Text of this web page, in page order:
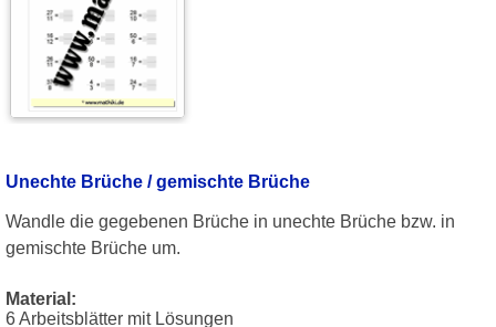
Unechte Brüche / gemischte Brüche
Wandle die gegebenen Brüche in unechte Brüche bzw. in
gemischte Brüche um.
Material:
6 Arbeitsblätter mit Lösungen